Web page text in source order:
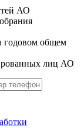
АО
годовом общем
лиц АО